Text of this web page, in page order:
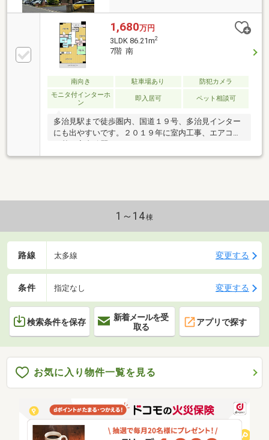
1,680万円
3LDK 86.21m2
7階 南
南向き 駐車場あり
防犯カメラ
モニタ付インターホ
ン
即入居可 ペット相談可
多治見駅まで徒歩圏内、国道１９号、多治見インター
にも出やすいです。２０１９年に室内工事、エアコン
1～14棟
路線 太多線 変更する
条件 指定なし 変更する
検索条件を保存
新着メールを受
取る
アプリで探す
お気に入り物件一覧を見る